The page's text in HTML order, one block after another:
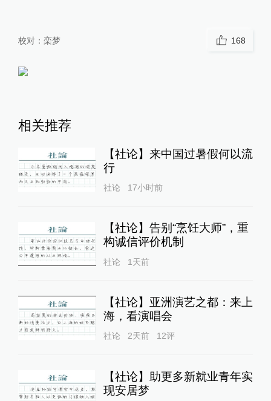
校对： 栾梦 168
相关推荐
【社论】来中国过暑假何以流
行
社论 17小时前
【社论】告别“烹饪大师”，重
构诚信评价机制
社论 1天前
【社论】亚洲演艺之都：来上
海，看演唱会
社论 2天前 12评
【社论】助更多新就业青年实
现安居梦